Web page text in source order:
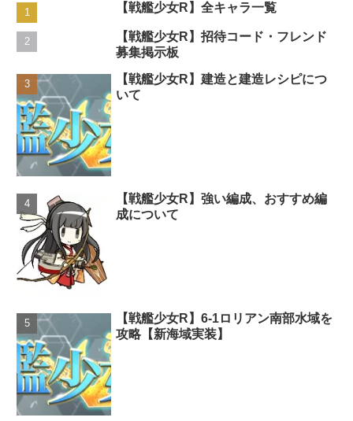
【戦艦少女R】全キャラ一覧
【戦艦少女R】招待コード・フレンド
募集掲示板
【戦艦少女R】建造と建造レシピにつ
いて
【戦艦少女R】強い編成、おすすめ編
成について
【戦艦少女R】6-1ロリアン南部水域を
攻略【新海域実装】